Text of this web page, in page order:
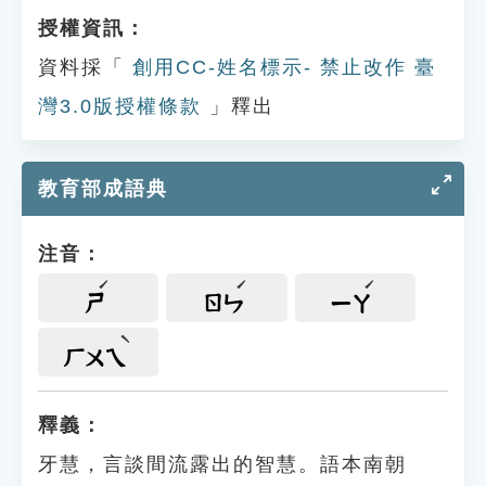
授權資訊：
資料採「
創用CC-姓名標示- 禁止改作 臺
灣3.0版授權條款
」釋出
教育部成語典
注音：
ㄕ ㄖㄣ ㄧㄚ
ㄏㄨㄟ
釋義：
牙慧，言談間流露出的智慧。語本南朝